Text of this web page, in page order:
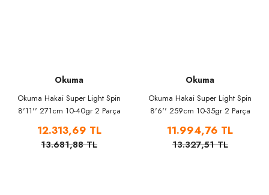
Okuma
Okuma Hakai Super Light Spin
8'11'' 271cm 10-40gr 2 Parça
12.313,69 TL
13.681,88 TL
Okuma
Okuma Hakai Super Light Spin
8'6'' 259cm 10-35gr 2 Parça
11.994,76 TL
13.327,51 TL